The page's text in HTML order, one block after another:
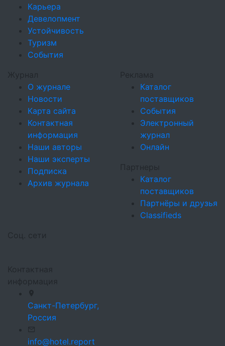
Карьера
Девелопмент
Устойчивость
Туризм
События
Журнал
О журнале
Новости
Карта сайта
Контактная
информация
Наши авторы
Наши эксперты
Подписка
Архив журнала
Реклама
Каталог
поставщиков
События
Электронный
журнал
Онлайн
Партнеры
Каталог
поставщиков
Партнёры и друзья
Classifieds
Соц. сети
Контактная
информация
Санкт-Петербург,
Россия
info@hotel.report